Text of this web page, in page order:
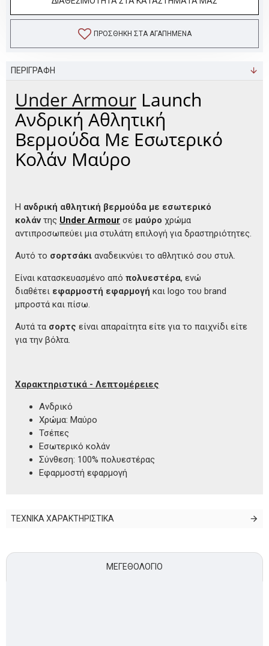
ΠΡΟΣΘΉΚΗ ΣΤΑ ΑΓΑΠΗΜΈΝΑ
ΠΕΡΙΓΡΑΦΗ
Under Armour Launch
Ανδρική Αθλητική
Βερμούδα Με Εσωτερικό
Κολάν Μαύρο
Η ανδρική αθλητική βερμούδα με εσωτερικό
κολάντης Under Armour σε μαύρο χρώμα
αντιπροσωπεύει μια στυλάτη επιλογή για δραστηριότητες.
Αυτό το σορτσάκι αναδεικνύει το αθλητικό σου στυλ.
Είναι κατασκευασμένο από πολυεστέρα, ενώ
διαθέτει εφαρμοστή εφαρμογή και logo του brand
μπροστά και πίσω.
Αυτά τα σορτς είναι απαραίτητα είτε για το παιχνίδι είτε
για την βόλτα.
Χαρακτηριστικά - Λεπτομέρειες
Ανδρικό
Χρώμα: Μαύρο
Τσέπες
Εσωτερικό κολάν
Σύνθεση: 100% πολυεστέρας
Εφαρμοστή εφαρμογή
ΤΕΧΝΙΚΑ ΧΑΡΑΚΤΗΡΙΣΤΙΚΑ
ΜΕΓΕΘΟΛΌΓΙΟ